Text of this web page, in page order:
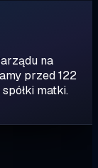
na
przed 122
matki.